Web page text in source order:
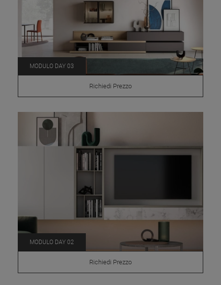
MODULO DAY 03
Richiedi Prezzo
MODULO DAY 02
Richiedi Prezzo